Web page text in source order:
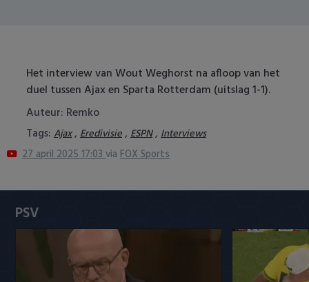
FC Utrecht
Feyenoord
Heracles Almelo
NAC Breda
PEC Zwolle
Champions League
Europa League
Conference League
Het interview van Wout Weghorst na afloop van het
duel tussen Ajax en Sparta Rotterdam (uitslag 1-1).
Auteur: Remko
Tags: Ajax, Eredivisie, ESPN, Interviews
27 april 2025 17:03via FOX Sports
PSV